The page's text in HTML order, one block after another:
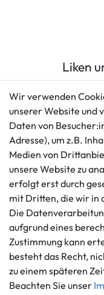
Liken
Kundenservice
+49 421 596586
Mo. - Fr. 9 - 16 Uhr
info@gameworld.de
Kontaktformular
Informationen
Ankauf
Über uns
Häufig gestellte Fragen
Wir verwenden
unserer Website und
Daten von
Adresse), um z.B.
Medien von
unsere Website zu
erfolgt erst durch
mit Dritten, die wir in
Die
aufgrund eines
Zustimmung kann
besteht das Recht,
zu einem späteren
Beachten Sie unser